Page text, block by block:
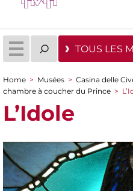
TOUS LES
You are here
Home > Musées > Casina delle
chambre à coucher du Prince >
L’Idole